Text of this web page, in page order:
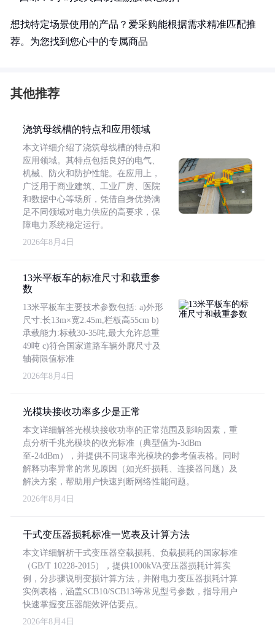
想找特定场景使用的产品？爱采购能根据需求精准匹配推
荐。为您找到您心中的专属商品
其他推荐
浇筑母线槽的特点和应用领域
本文详细介绍了浇筑母线槽的特点和
应用领域。其特点包括良好的电气、
机械、防火和防护性能。在应用上，
广泛用于商业建筑、工业厂房、医院
和数据中心等场所，凭借自身优势满
足不同领域对电力供应的高要求，保
障电力系统稳定运行。
2026年8月4日
13米平板车的标准尺寸和载重参
数
13米平板车主要技术参数包括: a)外形
尺寸:长13m×宽2.45m,栏板高55cm b)
承载能力:标载30-35吨,最大允许总重
49吨 c)符合国家道路车辆外廓尺寸及
轴荷限值标准
2026年8月4日
光模块接收功率多少是正常
本文详细解答光模块接收功率的正常范围及影响因素，重
点分析千兆光模块的收光标准（典型值为-3dBm
至-24dBm），并提供不同速率光模块的参考值表格。同时
解释功率异常的常见原因（如光纤损耗、连接器问题）及
解决方案，帮助用户快速判断网络性能问题。
2026年8月4日
干式变压器损耗标准一览表及计算方法
本文详细解析干式变压器空载损耗、负载损耗的国家标准
（GB/T 10228-2015），提供1000kVA变压器损耗计算实
例，分步骤说明变损计算方法，并附电力变压器损耗计算
实例表格，涵盖SCB10/SCB13等常见型号参数，指导用户
快速掌握变压器能效评估要点。
2026年8月4日